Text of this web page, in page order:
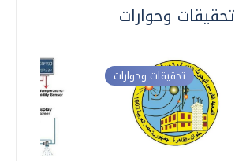
تحقيقات وحوارات
تحقيقات وحوارات